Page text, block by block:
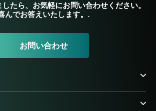
たら、お気軽にお問い合わせください。
んでお答えいたします。.
お問い合わせ